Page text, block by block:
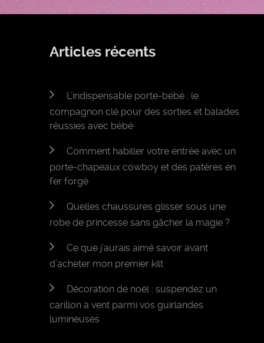
Articles récents
L’indispensable porte-bébé : le
compagnon clé pour des sorties et balades
réussies avec bébé
Comment habiller votre entrée avec un
porte-chapeaux cowboy et des patères en
fer forgé
Quelles chaussures glisser sous une
robe de princesse sans gâcher la magie ?
Ce que j’aurais aimé savoir avant
d’acheter mon premier kilt
Décoration de noël : suspendez un
carillon à vent parmi vos guirlandes
lumineuses